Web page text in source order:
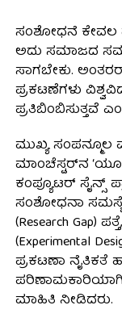
ಸಂಶೋಧನೆ ಕೇವಲ
ಅದು ಸಮಾಜದ
ಸಾಗಬೇಕು.
ಪ್ರಕಟಣೆಗಳು
ಪ್ರತಿಬಿಂಬಿಸುತ್ತವೆ
ಮುಖ್ಯ ಸಂಪನ್ಮೂಲ
ಮಾಂಚೆಸ್ಟರ್‌ನ
ಕಂಪ್ಯೂಟರ್ ಸೈನ್ಸ್
ಸಂಶೋಧನಾ
(Research Gap)
(Experimental
ಪ್ರಕಟಣಾ
ಪರಿಣಾಮಕಾರಿಯಾಗಿ
ಮಾಹಿತಿ ನೀಡಿದರು.